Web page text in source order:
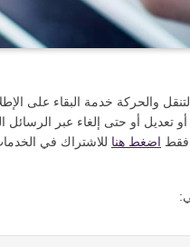
والحركة خدمة البقاء على
اضغط هنا للاشتراك في